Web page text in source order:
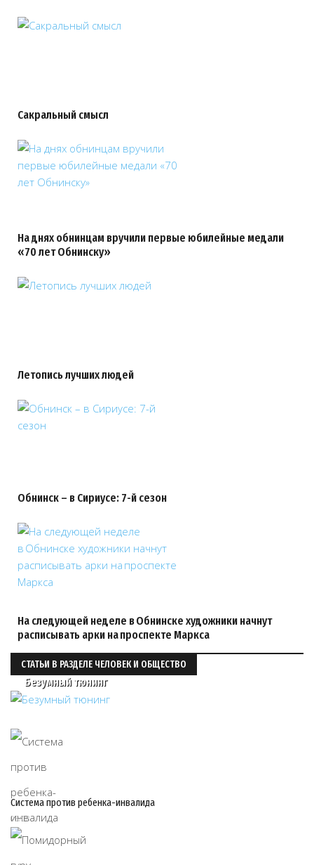
Сакральный смысл
На днях обнинцам вручили первые юбилейные медали
«70 лет Обнинску»
Летопись лучших людей
Обнинск – в Сириусе: 7-й сезон
На следующей неделе в Обнинске художники начнут
расписывать арки на проспекте Маркса
СТАТЬИ В РАЗДЕЛЕ ЧЕЛОВЕК И ОБЩЕСТВО
Безумный тюнинг
Система против ребенка-инвалида
06/08